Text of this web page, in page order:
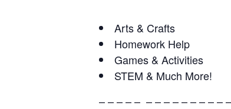
Arts & Crafts
Homework Help
Games & Activities
STEM & Much More!
– – – – – – – – – – – – – –